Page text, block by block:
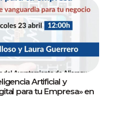
Artificial y
para tu Empresa» en